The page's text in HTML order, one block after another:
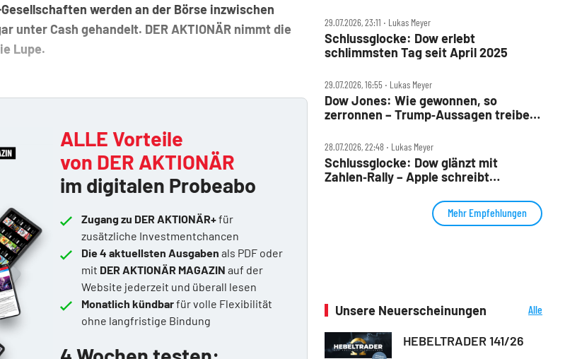
werden an der Börse inzwischen
unter Cash gehandelt. DER AKTIONÄR nimmt die
Lupe.
ALLE Vorteile
von DER AKTIONÄR
im digitalen Probeabo
Zugang zu DER AKTIONÄR+für
zusätzliche Investmentchancen
Die 4 aktuellsten Ausgaben als PDF oder
mit DER AKTIONÄR MAGAZIN auf der
Website jederzeit und überall lesen
Monatlich kündbarfür volle Flexibilität
ohne langfristige Bindung
29.07.2026, 23:11 ‧ Lukas Meyer
Schlussglocke: Dow erlebt
schlimmsten Tag seit April 2025
29.07.2026, 16:55 ‧ Lukas Meyer
Dow Jones: Wie gewonnen, so
zerronnen – Trump‑Aussagen treiben
28.07.2026, 22:48 ‧ Lukas Meyer
Schlussglocke: Dow glänzt mit
Zahlen‑Rally – Apple schreibt
Mehr Empfehlungen
Unsere Neuerscheinungen
Alle
HEBELTRADER 141/26